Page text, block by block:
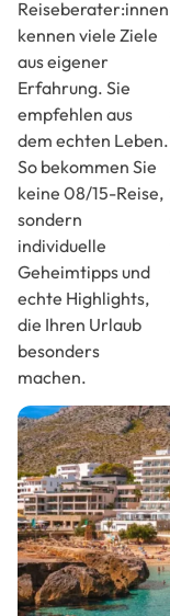
Reiseberater:innen
kennen viele Ziele
aus eigener
Erfahrung. Sie
empfehlen aus
dem echten Leben.
So bekommen Sie
keine 08/15-Reise,
sondern
individuelle
Geheimtipps und
echte Highlights,
die Ihren Urlaub
besonders
machen.